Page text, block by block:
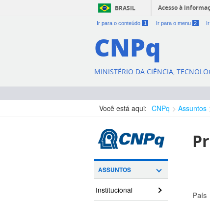
BRASIL Acesso à
Ir para o conteúdo 1 Ir para o menu 2
CNPq
MINISTÉRIO DA CIÊNCIA,
Você está aqui: CNPq Assuntos
ASSUNTOS
Institucional País